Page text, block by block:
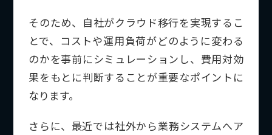
そのため、自社がクラウド移行を実現するこ
とで、コストや運用負荷がどのように変わる
のかを事前にシミュレーションし、費用対効
果をもとに判断することが重要なポイントに
なります。
さらに、最近では社外から業務システムへア